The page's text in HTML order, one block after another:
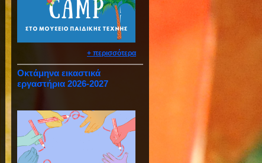
+ περισσότερα
Οκτάμηνα εικαστικά
εργαστήρια 2026-2027